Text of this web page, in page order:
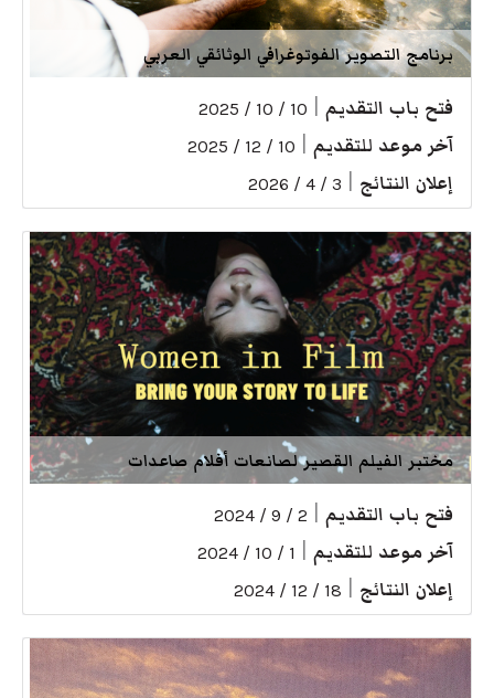
برنامج التصوير الفوتوغرافي الوثائقي العربي
فتح باب التقديم 10 / 10 / 2025
آخر موعد للتقديم 10 / 12 / 2025
إعلان النتائج 3 / 4 / 2026
مختبر الفيلم القصير لصانعات أفلام صاعدات
فتح باب التقديم 2 / 9 / 2024
آخر موعد للتقديم 1 / 10 / 2024
إعلان النتائج 18 / 12 / 2024